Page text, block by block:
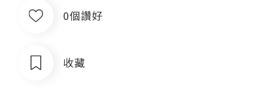
0個讚好
收藏